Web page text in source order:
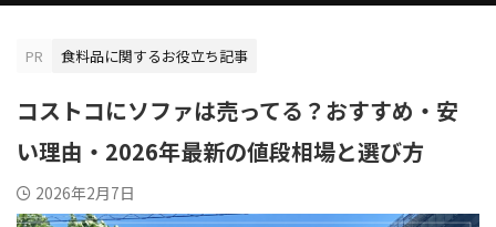
PR 食料品に関するお役立ち記事
コストコにソファは売ってる？おすすめ・安
い理由・2026年最新の値段相場と選び方
2026年2月7日